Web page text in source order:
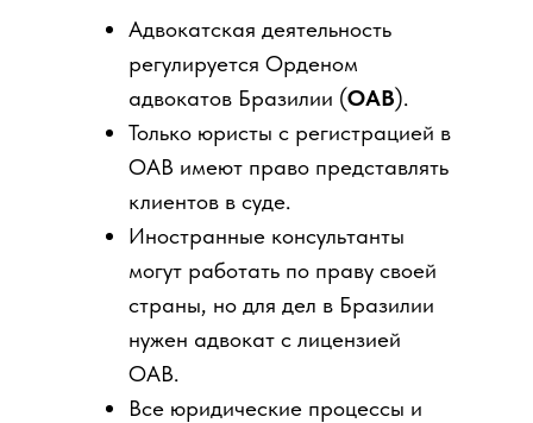
Адвокатская деятельность
регулируется Орденом
адвокатов Бразилии (OAB).
Только юристы с регистрацией в
OAB имеют право представлять
клиентов в суде.
Иностранные консультанты
могут работать по праву своей
страны, но для дел в Бразилии
нужен адвокат с лицензией
OAB.
Все юридические процессы и